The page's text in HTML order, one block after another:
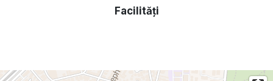
Facilități